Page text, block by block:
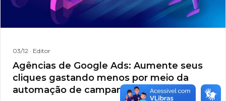
03/12 · Editor
Agências de Google Ads: Aumente seus
cliques gastando menos por meio da
automação de campanhas